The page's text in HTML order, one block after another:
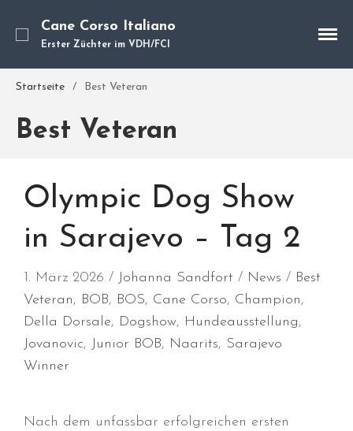
Hundetraining
Über mich
Blog
Cane Corso Italiano
Erster Züchter im VDH/FCI
Startseite / Best Veteran
Best Veteran
Olympic Dog Show
in Sarajevo – Tag 2
1. März 2026 Johanna Sandfort News
Best
Veteran, BOB, BOS, Cane Corso, Champion,
Della Dorsale, Dogshow, Hundeausstellung,
Jovanovic, Junior BOB, Naarits, Sarajevo
Winner
Nach dem unfassbar erfolgreichen ersten